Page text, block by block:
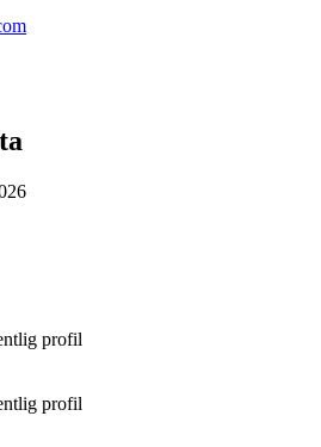
profil
profil